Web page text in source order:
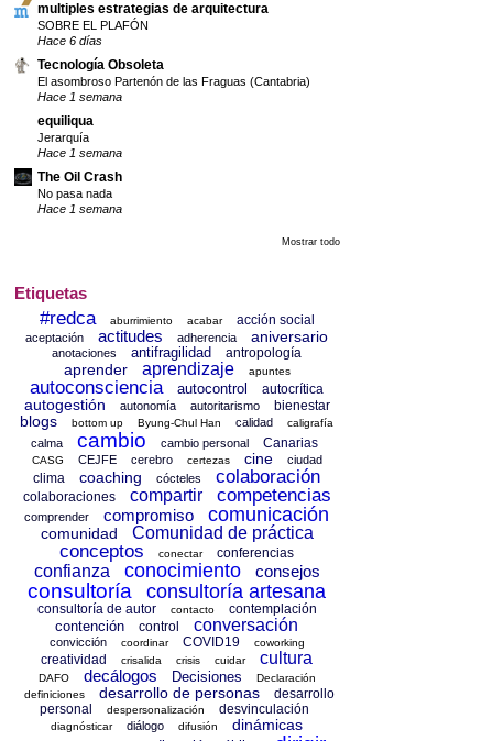
multiples estrategias de arquitectura
SOBRE EL PLAFÓN
Hace 6 días
Tecnología Obsoleta
El asombroso Partenón de las Fraguas (Cantabria)
Hace 1 semana
equiliqua
Jerarquía
Hace 1 semana
The Oil Crash
No pasa nada
Hace 1 semana
Mostrar todo
Etiquetas
#redca aburrimiento acabar acción social
aceptación actitudes adherencia aniversario
anotaciones antifragilidad antropología
aprender aprendizaje apuntes
autoconsciencia autocontrol autocrítica
autogestión autonomía autoritarismo bienestar
blogs bottom up Byung-Chul Han calidad caligrafía
calma cambio cambio personal Canarias
CASG CEJFE cerebro certezas cine ciudad
clima coaching cócteles colaboración
colaboraciones compartir competencias
comprender compromiso comunicación
comunidad Comunidad de práctica
conceptos conectar conferencias
confianza conocimiento consejos
consultoría consultoría artesana
consultoría de autor contacto contemplación
contención control conversación
convicción coordinar COVID19 coworking
creatividad crisalida crisis cuidar cultura
DAFO decálogos Decisiones
Declaración
definiciones
desarrollo de personas
desarrollo
personal
despersonalización desvinculación
diagnósticar diálogo difusión dinámicas